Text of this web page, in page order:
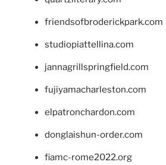
friendsofbroderickpark.com
studiopiattellina.com
jannagrillspringfield.com
fujiyamacharleston.com
elpatronchardon.com
donglaishun-order.com
fiamc-rome2022.org